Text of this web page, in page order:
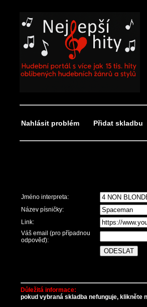
Nahlásit problém Přidat skladbu
Jméno interpreta:
Název písničky:
Link:
Váš email (pro případnou
odpověď):
Důležitá informace:
pokud vybraná skladba nefunguje, klikněte